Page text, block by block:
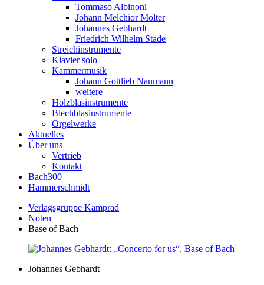
Tommaso Albinoni
Johann Melchior Molter
Johannes Gebhardt
Friedrich Wilhelm Stade
Streichinstrumente
Klavier solo
Kammermusik
Johann Gottlieb Naumann
weitere
Holzblasinstrumente
Blechblasinstrumente
Orgelwerke
Aktuelles
Über uns
Vertrieb
Kontakt
Bach300
Hammerschmidt
Verlagsgruppe Kamprad
Noten
Base of Bach
Johannes Gebhardt